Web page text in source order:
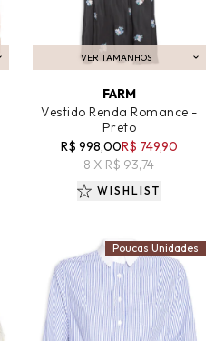
VER TAMANHOS
ADICIONAR AO CARRINHO
FARM
Vestido Renda Romance -
Preto
R$ 998,00R$ 749,90
8 X R$ 93,74
WISHLIST
Poucas Unidades